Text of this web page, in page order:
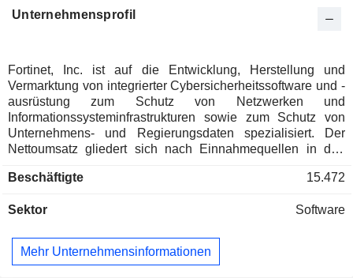
Unternehmensprofil
Fortinet, Inc. ist auf die Entwicklung, Herstellung und
Vermarktung von integrierter Cybersicherheitssoftware und -
ausrüstung zum Schutz von Netzwerken und
Informationssysteminfrastrukturen sowie zum Schutz von
Unternehmens- und Regierungsdaten spezialisiert. Der
Nettoumsatz gliedert sich nach Einnahmequellen in den
%). Geografisch verteilt sich der Nettoumsatz wie folgt:
Europa/Naher Osten/Afrika (41,7 %) und Asien/Pazifik (18,6
Beschäftigte 15.472
Sektor Software
Mehr Unternehmensinformationen